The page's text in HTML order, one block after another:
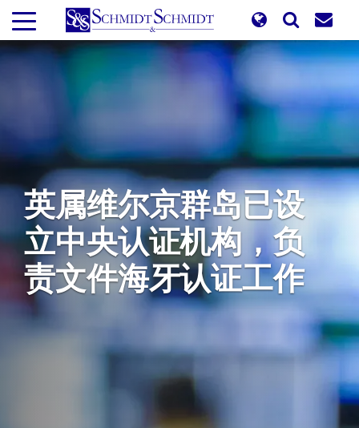
到
主
英属维尔京群岛已设
立中央认证机构，负
责文件海牙认证工作